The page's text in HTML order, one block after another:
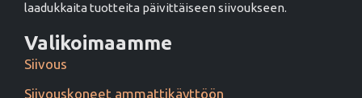
laadukkaita tuotteita päivittäiseen siivoukseen.
Valikoimaamme
Siivous
Siivouskoneet ammattikäyttöön